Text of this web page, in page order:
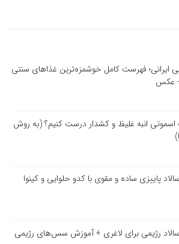
ایرانی؛ فهرست کامل خوشمزه‌ترین غذاهای سنتی
عکس
انبه غلیظ و کشدار درست کنیم؟ (به روش
پاییزی ساده و مقوی با کدو حلوایی و کینوا
رژیمی برای لاغری + آموزش سس‌های رژیمی